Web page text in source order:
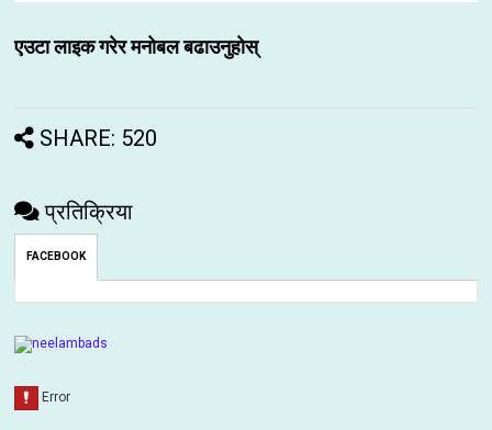
एउटा लाइक गरेर मनोबल बढाउनुहोस्
SHARE: 520
प्रतिक्रिया
FACEBOOK